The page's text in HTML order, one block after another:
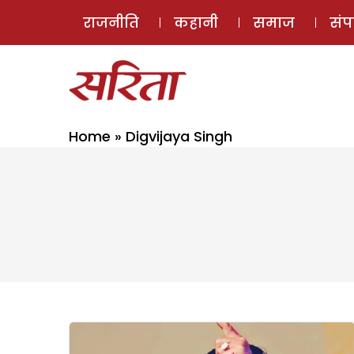
राजनीति कहानी समाज
Home » Digvijaya Singh